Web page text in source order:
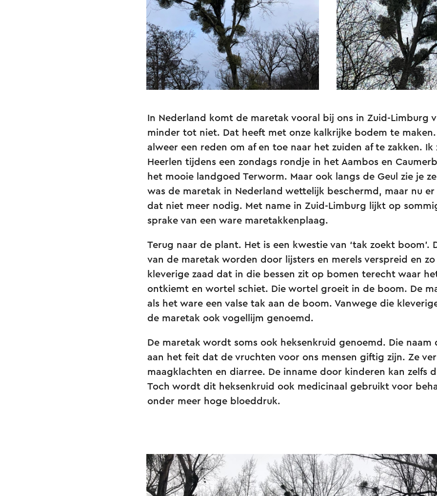
In Nederland komt de maretak vooral bij ons in Zuid-Limburg
minder tot niet. Dat heeft met onze kalkrijke bodem te
alweer een reden om af en toe naar het zuiden af te zakken. Ik
Heerlen tijdens een zondags rondje in het Aambos en
het mooie landgoed Terworm. Maar ook langs de Geul zie je
was de maretak in Nederland wettelijk beschermd, maar nu er
dat niet meer nodig. Met name in Zuid-Limburg lijkt op
sprake van een ware maretakkenplaag.
Terug naar de plant. Het is een kwestie van ‘tak zoekt boom’.
van de maretak worden door lijsters en merels verspreid en
kleverige zaad dat in die bessen zit op bomen terecht waar
ontkiemt en wortel schiet. Die wortel groeit in de boom. De
als het ware een valse tak aan de boom. Vanwege die
de maretak ook vogellijm genoemd.
De maretak wordt soms ook heksenkruid genoemd. Die naam
aan het feit dat de vruchten voor ons mensen giftig zijn. Ze
maagklachten en diarree. De inname door kinderen kan zelfs
Toch wordt dit heksenkruid ook medicinaal gebruikt voor
onder meer hoge bloeddruk.